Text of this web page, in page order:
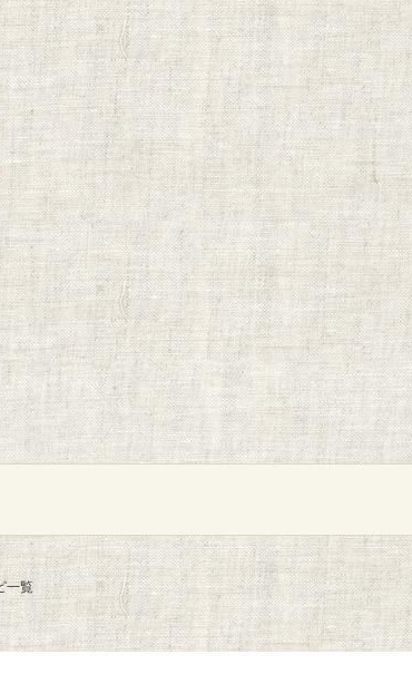
一覧